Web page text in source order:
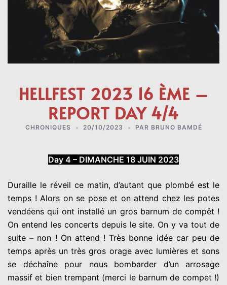
HELLFEST 2023 16 ÈME –
REPORT DAY 4/4
CHRONIQUES 20/10/2023 PAR BRUNO BAMDÉ
Day 4 – DIMANCHE 18 JUIN 2023
Duraille le réveil ce matin, d’autant que plombé est le
temps ! Alors on se pose et on attend chez les potes
vendéens qui ont installé un gros barnum de compêt !
On entend les concerts depuis le site. On y va tout de
suite – non ! On attend ! Très bonne idée car peu de
temps après un très gros orage avec lumières et sons
se déchaîne pour nous bombarder d’un arrosage
massif et bien trempant (merci le barnum de compet !)